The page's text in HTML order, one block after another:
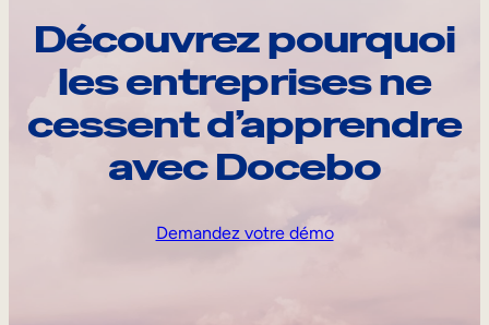
Découvrez pourquoi
les entreprises ne
cessent d’apprendre
avec Docebo
Demandez votre démo